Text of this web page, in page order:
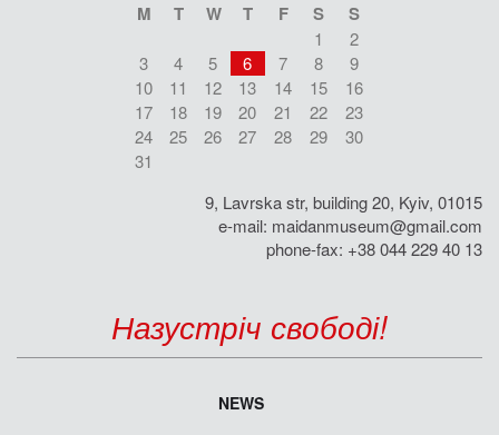
M T W T F S S
1
2
3
4 5 6 7 8
9
10
11 12 13 14 15
16
17
18 19 20 21 22
23
24
25 26 27 28 29
30
31
9, Lavrska str, building 20, Kyiv, 01015
e-mail: maidanmuseum@gmail.com
phone-fax: +38 044 229 40 13
Назустріч свободі!
NEWS